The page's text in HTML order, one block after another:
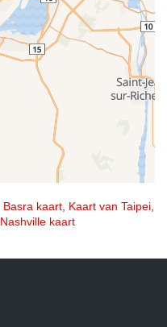
Basra kaart, Kaart van Taipei,
Nashville kaart